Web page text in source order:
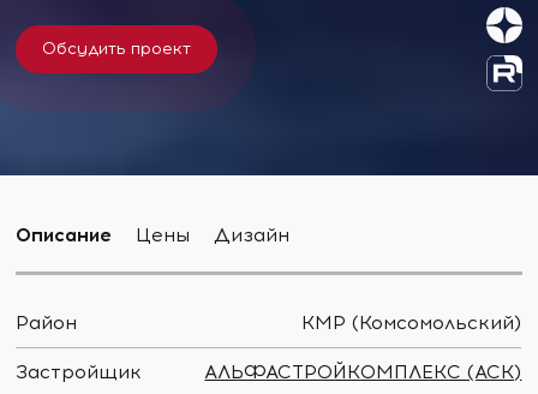
Обсудить проект
Описание Цены Дизайн
Район КМР (Комсомольский)
Застройщик АЛЬФАСТРОЙКОМПЛЕКС (АСК)